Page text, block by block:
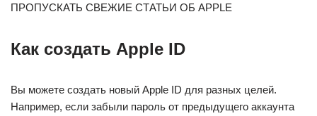
ПРОПУСКАТЬ СВЕЖИЕ СТАТЬИ ОБ APPLE
Как создать Apple ID
Вы можете создать новый Apple ID для разных целей.
Например, если забыли пароль от предыдущего аккаунта